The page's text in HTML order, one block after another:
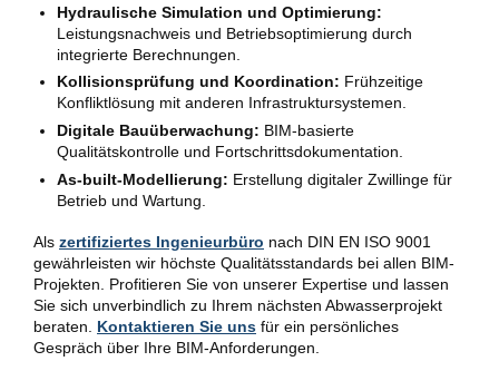
Hydraulische Simulation und Optimierung:
Leistungsnachweis und Betriebsoptimierung durch
integrierte Berechnungen.
Kollisionsprüfung und Koordination: Frühzeitige
Konfliktlösung mit anderen Infrastruktursystemen.
Digitale Bauüberwachung: BIM-basierte
Qualitätskontrolle und Fortschrittsdokumentation.
As-built-Modellierung: Erstellung digitaler Zwillinge für
Betrieb und Wartung.
Als zertifiziertes Ingenieurbüro nach DIN EN ISO 9001
gewährleisten wir höchste Qualitätsstandards bei allen BIM-
Projekten. Profitieren Sie von unserer Expertise und lassen
Sie sich unverbindlich zu Ihrem nächsten Abwasserprojekt
beraten. Kontaktieren Sie uns für ein persönliches
Gespräch über Ihre BIM-Anforderungen.